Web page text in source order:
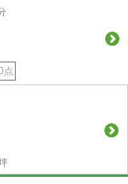
点